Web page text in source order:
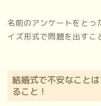
名前のアンケートをとっ
イズ形式で問題を出すこ
結婚式で不安なこと
ること！